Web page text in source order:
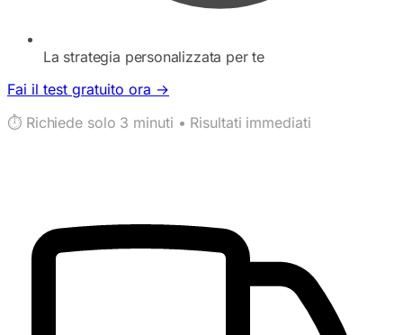
La strategia personalizzata per te
Fai il test gratuito ora →
⏱️ Richiede solo 3 minuti • Risultati immediati